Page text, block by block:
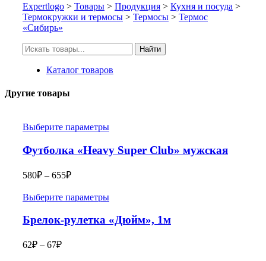
Expertlogo > Товары > Продукция > Кухня и посуда >
Термокружки и термосы > Термосы > Термос
«Сибирь»
Искать:
Найти
Каталог товаров
Другие товары
Выберите параметры
Футболка «Heavy Super Club» мужская
580₽ – 655₽
Выберите параметры
Брелок-рулетка «Дюйм», 1м
62₽ – 67₽